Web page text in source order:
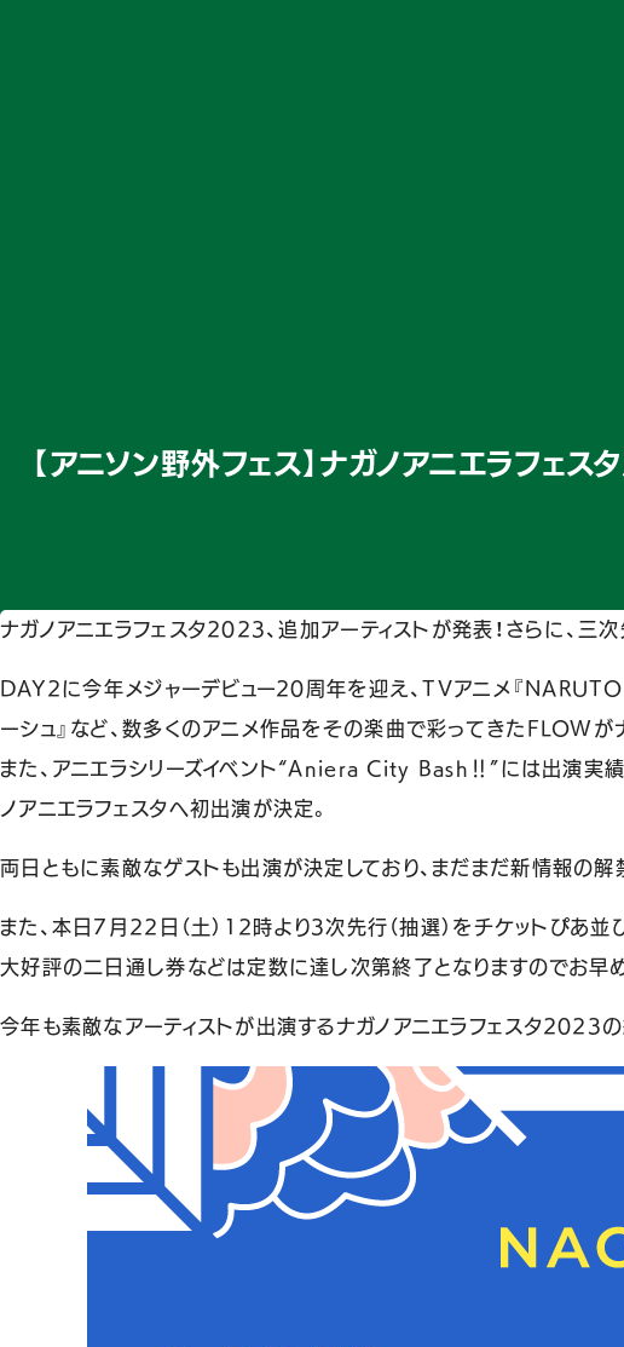
【アニソン野外フェス】ナガノアニエラフ
ナガノアニエラフェスタ2023、追加アーティストが発表！さらに、三次
DAY2に今年メジャーデビュー20周年を迎え、TVアニメ『NARUTO
ーシュ』など、数多くのアニメ作品をその楽曲で彩ってきたFLOWが
また、アニエラシリーズイベント“Aniera City Bash‼”には出演実績
ノアニエラフェスタへ初出演が決定。
両日ともに素敵なゲストも出演が決定しており、まだまだ新情報の
また、本日7月22日（土）12時より3次先行（抽選）をチケットぴあ並
大好評の二日通し券などは定数に達し次第終了となりますのでお早
今年も素敵なアーティストが出演するナガノアニエラフェスタ2023